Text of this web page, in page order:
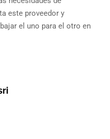
este proveedor y
el uno para el otro en